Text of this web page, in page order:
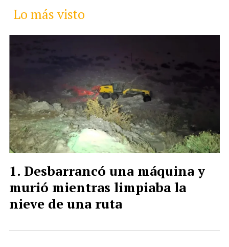
Lo más visto
Desbarrancó una máquina y
murió mientras limpiaba la
nieve de una ruta